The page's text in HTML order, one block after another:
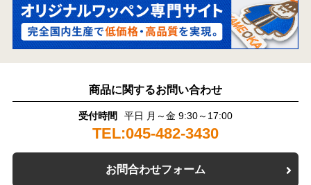
商品に関するお問い合わせ
受付時間 平日 月～金 9:30～17:00
TEL:045-482-3430
お問合わせフォーム